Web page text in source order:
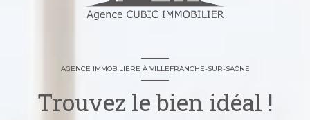
AGENCE IMMOBILIÈRE À VILLEFRANCHE-SUR-SAÔNE
Trouvez le bien idéal !